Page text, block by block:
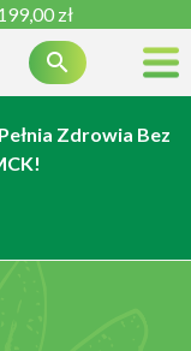
zł

Zdrowia Bez